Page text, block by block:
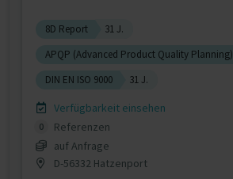
8D Report
31 J.
APQP (Advanced Product Quality Planning)
DIN EN ISO 9000
31 J.
Verfügbarkeit einsehen
0
Referenzen
auf Anfrage
D-56332 Hatzenport